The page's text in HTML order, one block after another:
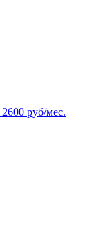
2600 руб/мес.